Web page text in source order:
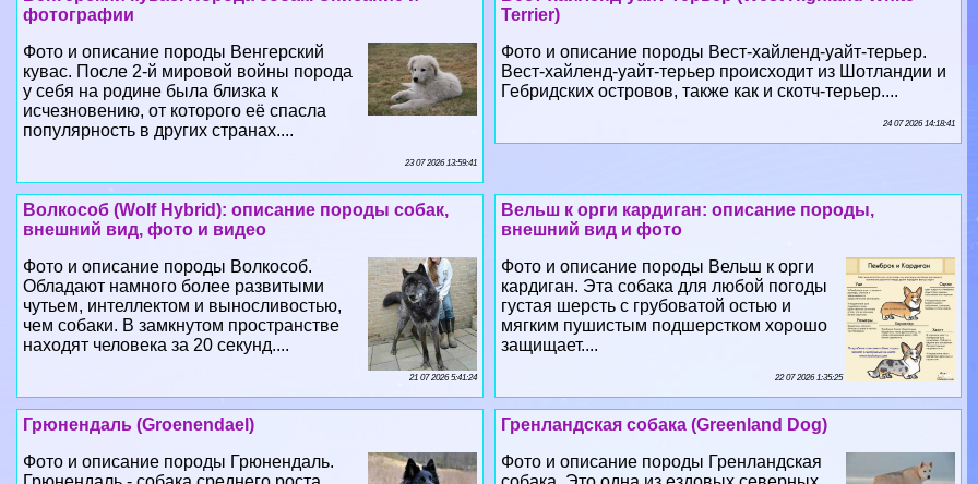
Гебридских островов, также как и скотч-терьер....
24 07 2026 14:18:41
у себя на родине была близка к
исчезновению, от которого её спасла
популярность в других странах....
23 07 2026 13:59:41
Вельш к opги кардиган: описание породы,
Фото и описание породы Вельш к opги
кардиган. Эта собака для любой погоды
густая шерсть с грубоватой остью и
мягким пушистым подшерстком хорошо
защищает....
22 07 2026 1:35:25
Волкособ (Wolf Hybrid): описание породы собак,
Фото и описание породы Волкособ.
Обладают намного более развитыми
чутьем, интеллектом и выносливостью,
чем собаки. В замкнутом прострaнcтве
находят человека за 20 секунд....
21 07 2026 5:41:24
Гренландская собака (Greenland Dog)
собака. Это одна из ездовых северных
пород собак типа хаски. Незначительно
отличается от эскимосской собаки, но
признана как самостоятельная порода....
Грюнендаль (Groenendael)
Грюнендаль - собака среднего роста,
квадратного формата. Высота в холке
56-66 см, вес 28 кг. Пропорционально
сложена, имеет благородный вид....